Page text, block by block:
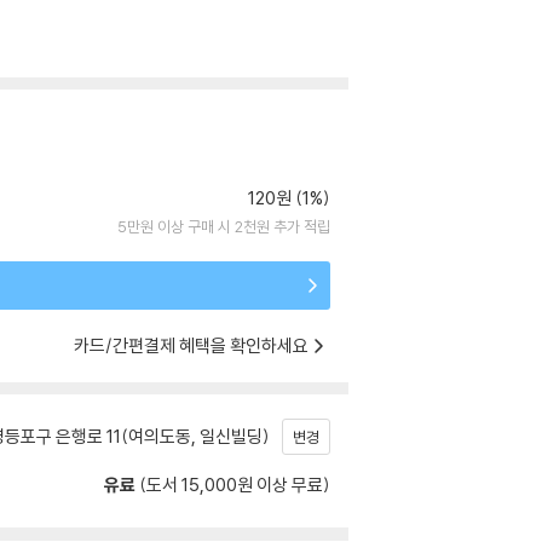
120원 (1%)
5만원 이상 구매 시 2천원 추가 적립
카드/간편결제 혜택을 확인하세요
포구 은행로 11(여의도동, 일신빌딩) 변경
유료 (도서 15,000원 이상 무료)